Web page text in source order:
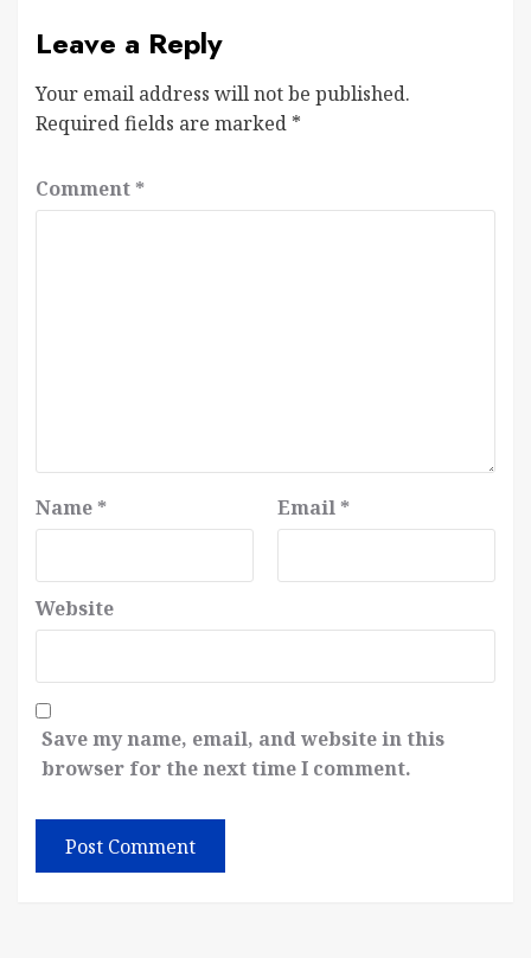
Leave a Reply
Your email address will not be published.
Required fields are marked *
Comment *
Name * Email *
Website
Save my name, email, and website in this
browser for the next time I comment.